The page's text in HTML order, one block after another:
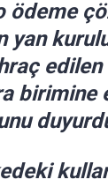
ödeme
yan